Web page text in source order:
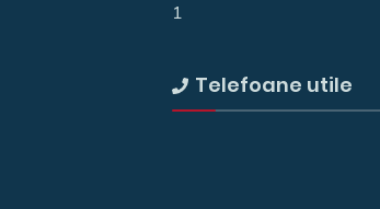
1
Telefoane utile